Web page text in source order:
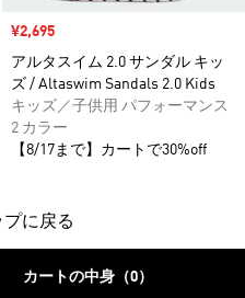
セール価格
¥2,695
アルタスイム 2.0 サンダル キッ
ズ / Altaswim Sandals 2.0 Kids
キッズ／子供用 パフォーマンス
2 カラー
【8/17まで】カートで30%off
プに戻る
カートの中身（0）